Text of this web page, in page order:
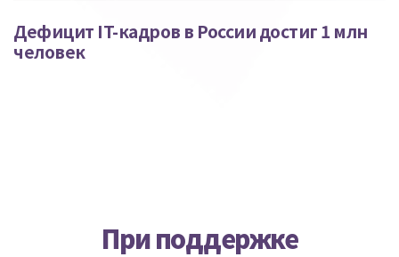
Дефицит IT-кадров в России достиг 1 млн
человек
При поддержке